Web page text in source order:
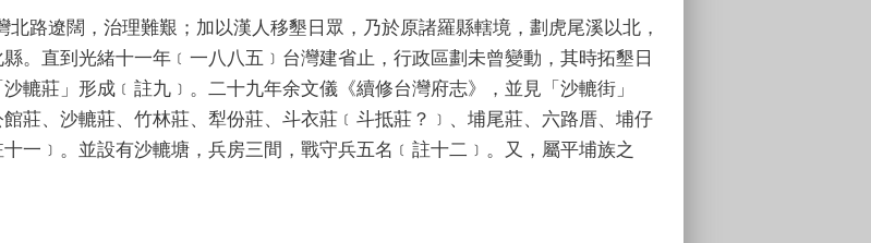
遼闊，治理難艱；加以漢人移墾日眾，乃於原諸羅縣轄境，劃虎尾溪以北，
。直到光緒十一年﹝一八八五﹞台灣建省止，行政區劃未曾變動，其時拓墾日
轆莊」形成﹝註九﹞。二十九年余文儀《續修台灣府志》，並見「沙轆街」
莊、沙轆莊、竹林莊、犁份莊、斗衣莊﹝斗抵莊？﹞、埔尾莊、六路厝、埔仔
一﹞。並設有沙轆塘，兵房三間，戰守兵五名﹝註十二﹞。又，屬平埔族之